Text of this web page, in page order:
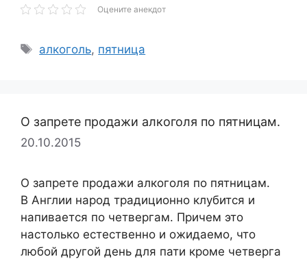
Оцените анекдот
Метки
алкоголь, пятница
О запрете продажи алкоголя по пятницам.
20.10.2015
О запрете продажи алкоголя по пятницам.
В Англии народ традиционно клубится и
напивается по четвергам. Причем это
настолько естественно и ожидаемо, что
любой другой день для пати кроме четверга